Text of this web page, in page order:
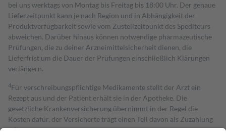
bei uns werktags von Montag bis Freitag bis 18:00 Uhr. Der genaue
Lieferzeitpunkt kann je nach Region und in Abhängigkeit der
Produktverfügbarkeit sowie vom Zustellzeitpunkt des Spediteurs
abweichen. Darüber hinaus können notwendige pharmazeutische
Prüfungen, die zu deiner Arzneimittelsicherheit dienen, die
Lieferfrist um die Dauer der Prüfungen einschließlich Klärungen
verlängern.
4Für verschreibungspflichtige Medikamente stellt der Arzt ein
Rezept aus und der Patient erhält sie in der Apotheke. Die
gesetzliche Krankenversicherung übernimmt in der Regel die
Kosten dafür, der Versicherte trägt einen Teil davon als Zuzahlung
mit.